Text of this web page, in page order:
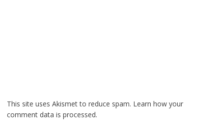
This site uses Akismet to reduce spam. Learn how your
comment data is processed.